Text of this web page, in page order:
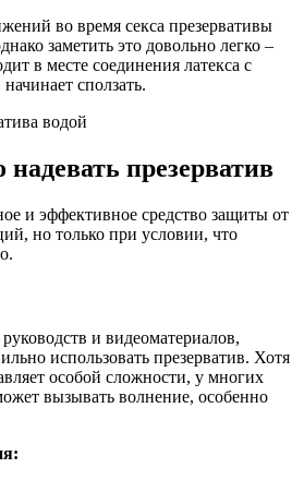
во время секса презервативы
заметить это довольно легко –
в месте соединения латекса с
сползать.
презерватив
и эффективное средство защиты от
но только при условии, что
и видеоматериалов,
использовать презерватив. Хотя
особой сложности, у многих
вызывать волнение, особенно